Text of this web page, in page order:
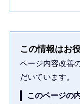
この情報はお
ページ内容改善
だいています。
このページの